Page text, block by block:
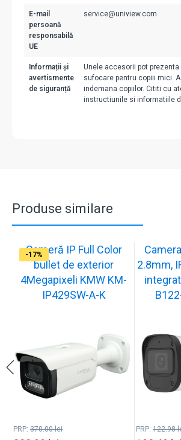
E-mail
persoană
responsabilă
UE
service@uniview.com
Informații și
avertismente
de siguranță
Unele accesorii pot
sufocare pentru copiii mici.
indemana copiilor. Cititi cu
instructiunile si informatiile
Produse similare
-13%
Cameră IP Full Color
bullet de exterior
4Megapixeli KMW KM-
IP429SW-A-K
PRP: 370.00lei
-17%
2.8mm,
PRP: 122.98
-17%
-17%
-17%
-17%
-17%
-17%
-17%
-17%